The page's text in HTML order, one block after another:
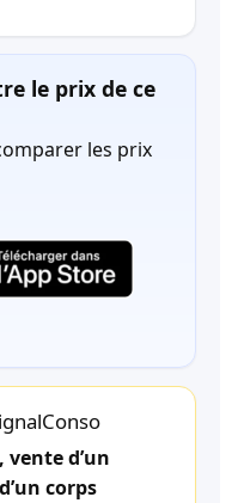
le prix de ce
les prix
d’un
corps